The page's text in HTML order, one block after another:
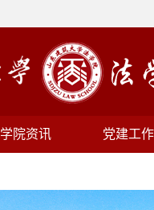
学院资讯 党建工作